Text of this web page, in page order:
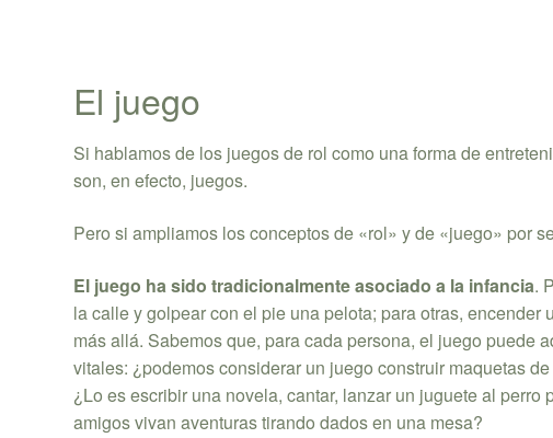
El juego
Si hablamos de los juegos de rol como una forma de
son, en efecto, juegos.
Pero si ampliamos los conceptos de «rol» y de «juego» por
El juego ha sido tradicionalmente asociado a la infancia.
la calle y golpear con el pie una pelota; para otras,
más allá. Sabemos que, para cada persona, el juego puede
vitales: ¿podemos considerar un juego construir maquetas
¿Lo es escribir una novela, cantar, lanzar un juguete al
amigos vivan aventuras tirando dados en una mesa?